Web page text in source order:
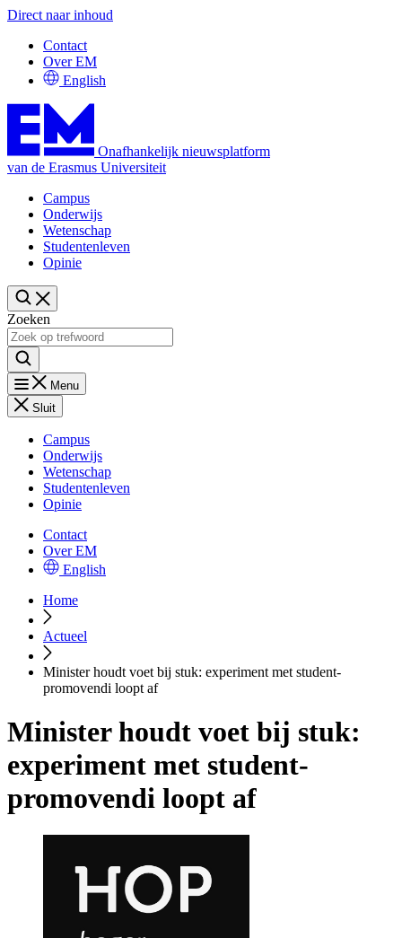
Direct naar inhoud
Contact
Over EM
English
Onafhankelijk nieuwsplatform
van de Erasmus Universiteit
Campus
Onderwijs
Wetenschap
Studentenleven
Opinie
Zoeken
Menu
Sluit
Campus
Onderwijs
Wetenschap
Studentenleven
Opinie
Contact
Over EM
English
Home
Actueel
Minister houdt voet bij stuk: experiment met student-
promovendi loopt af
Minister houdt voet bij stuk:
experiment met student-
promovendi loopt af